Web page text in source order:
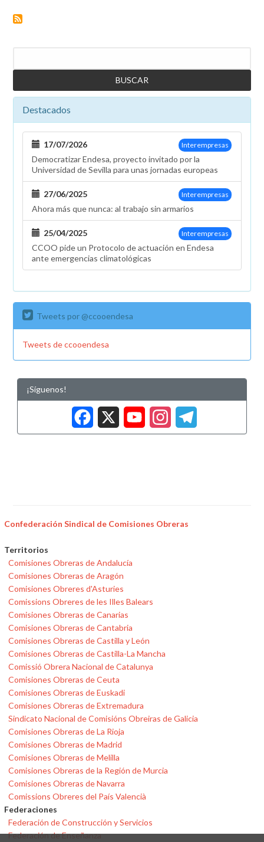
el
energético
Destacados
Interempresas
17/07/2026
Democratizar Endesa, proyecto invitado por la
Universidad de Sevilla para unas jornadas europeas
Interempresas
27/06/2025
Ahora más que nunca: al trabajo sin armarios
Interempresas
25/04/2025
CCOO pide un Protocolo de actuación en Endesa
ante emergencias climatológicas
Tweets por @ccooendesa
Tweets de ccooendesa
¡Síguenos!
Facebook
X
Confederación Sindical de Comisiones Obreras
Territorios
Comisiones Obreras de Andalucía
Comisiones Obreras de Aragón
Comisiones Obreres d'Asturies
Comissions Obreres de les Illes Balears
Comisiones Obreras de Canarias
Comisiones Obreras de Cantabria
Comisiones Obreras de Castilla y León
Comisiones Obreras de Castilla-La Mancha
Comissió Obrera Nacional de Catalunya
Comisiones Obreras de Ceuta
Comisiones Obreras de Euskadi
Comisiones Obreras de Extremadura
Sindicato Nacional de Comisións Obreiras de Galicia
Comisiones Obreras de La Rioja
Comisiones Obreras de Madrid
Comisiones Obreras de Melilla
Comisiones Obreras de la Región de Murcia
Comisiones Obreras de Navarra
Comissions Obreres del País Valencià
Federaciones
Federación de Construcción y Servicios
Federación de Enseñanza